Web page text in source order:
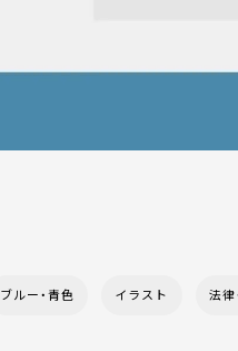
ブルー・青色 イラスト 法律